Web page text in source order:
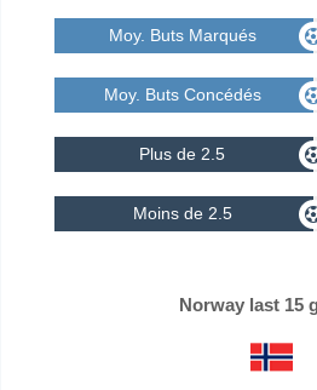
Moy. Buts Marqués
Moy. Buts Concédés
Plus de 2.5
Moins de 2.5
Norway last 15